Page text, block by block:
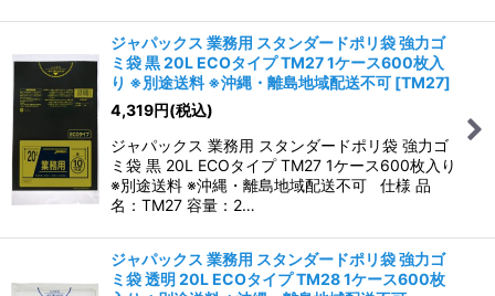
ジャパックス 業務用 スタンダードポリ袋 強力ゴ
ミ袋 黒 20L ECOタイプ TM27 1ケース600枚入
り ※別途送料 ※沖縄・離島地域配送不可 [TM27]
4,319円(税込)
ジャパックス 業務用 スタンダードポリ袋 強力ゴ
ミ袋 黒 20L ECOタイプ TM27 1ケース600枚入り
※別途送料 ※沖縄・離島地域配送不可 仕様 品
名：TM27 容量：2…
ジャパックス 業務用 スタンダードポリ袋 強力ゴ
ミ袋 透明 20L ECOタイプ TM28 1ケース600枚